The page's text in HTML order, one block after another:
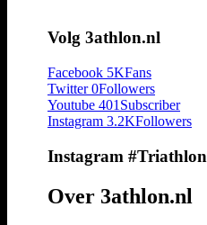
Volg 3athlon.nl
Facebook 5KFans
Twitter 0Followers
Youtube 401 Subscriber
Instagram 3.2KFollowers
Instagram #Triathlon
Over 3athlon.nl